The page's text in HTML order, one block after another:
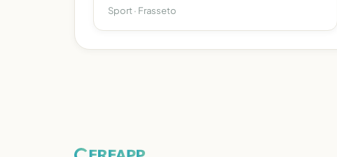
Sport · Frasseto